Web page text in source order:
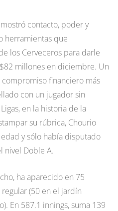
contacto, poder y
herramientas que
los Cerveceros para darle
millones en diciembre. Un
financiero más
con un jugador sin
en la historia de la
su rúbrica, Chourio
y sólo había disputado
nivel Doble A.
ha aparecido en 75
(50 en el jardín
En 587.1 innings, suma 139